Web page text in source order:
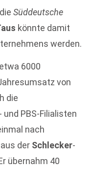
Süddeutsche
könnte damit
werden.
6000
von
die
PBS-Filialisten
nach
der Schlecker-
übernahm 40